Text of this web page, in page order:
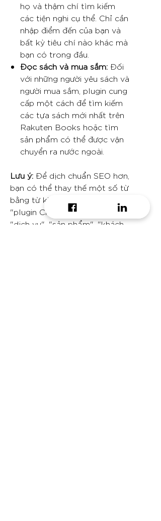
họ và thậm chí tìm kiếm
các tiện nghi cụ thể. Chỉ cần
nhập điểm đến của bạn và
bất kỳ tiêu chí nào khác mà
bạn có trong đầu.
Đọc sách và mua sắm: Đối
với những người yêu sách và
người mua sắm, plugin cung
cấp một cách để tìm kiếm
các tựa sách mới nhất trên
Rakuten Books hoặc tìm
sản phẩm có thể được vận
chuyển ra nước ngoài.
Lưu ý: Để dịch chuẩn SEO hơn,
bạn có thể thay thế một số từ
bằng từ khóa liên quan, như
"plugin ChatGPT", "Rakuten",
"dịch vụ", "sản phẩm", "khách